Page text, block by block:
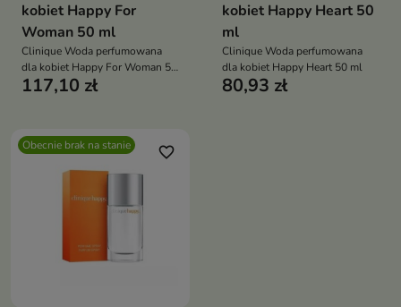
kobiet Happy For
Woman 50 ml
Clinique Woda perfumowana
dla kobiet Happy For Woman 50
ml
117,10 zł
kobiet Happy Heart 50
ml
Clinique Woda perfumowana
dla kobiet Happy Heart 50 ml
80,93 zł
Obecnie brak na stanie favorite_border